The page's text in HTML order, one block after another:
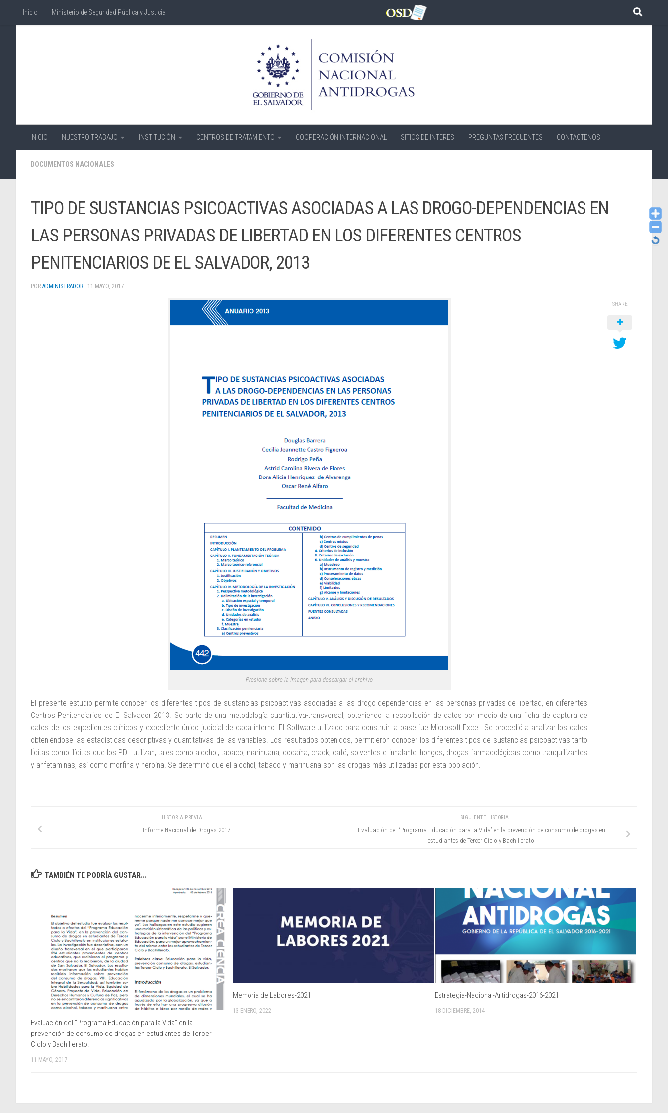
Skip to content
Inicio Ministerio de Seguridad Pública y Justicia
INICIO NUESTRO TRABAJO INSTITUCIÓN CENTROS DE TRATAMIENTO COOPERACIÓN INTERNACIONAL SITIOS DE INTERES PREGUNTAS FRECUENTES CONTACTENOS
DOCUMENTOS NACIONALES
TIPO DE SUSTANCIAS PSICOACTIVAS ASOCIADAS A LAS DROGO-DEPENDENCIAS EN
LAS PERSONAS PRIVADAS DE LIBERTAD EN LOS DIFERENTES CENTROS
PENITENCIARIOS DE EL SALVADOR, 2013
POR ADMINISTRADOR · 11 MAYO, 2017
Presione sobre la Imagen para descargar el archivo
El presente estudio permite conocer los diferentes tipos de sustancias psicoactivas asociadas a las drogo-dependencias en las personas privadas de libertad, en diferentes
Centros Penitenciarios de El Salvador 2013. Se parte de una metodología cuantitativa-transversal, obteniendo la recopilación de datos por medio de una ficha de captura de
datos de los expedientes clínicos y expediente único judicial de cada interno. El Software utilizado para construir la base fue Microsoft Excel. Se procedió a analizar los datos
obteniéndose las estadísticas descriptivas y cuantitativas de las variables. Los resultados obtenidos, permitieron conocer los diferentes tipos de sustancias psicoactivas tanto
lÍcitas como ilícitas que los PDL utilizan, tales como alcohol, tabaco, marihuana, cocaína, crack, café, solventes e inhalante, hongos, drogas farmacológicas como tranquilizantes
y anfetaminas, así como morfina y heroína. Se determinó que el alcohol, tabaco y marihuana son las drogas más utilizadas por esta población.
SHARE
SIGUIENTE HISTORIA
Evaluación del “Programa Educación para la Vida” en la prevención de consumo de drogas en
estudiantes de Tercer Ciclo y Bachillerato.
HISTORIA PREVIA
Informe Nacional de Drogas 2017
TAMBIÉN TE PODRÍA GUSTAR...
Evaluación del “Programa Educación para la Vida” en la
prevención de consumo de drogas en estudiantes de Tercer
Ciclo y Bachillerato.
11 MAYO, 2017
Memoria de Labores-2021
13 ENERO, 2022
Estrategia-Nacional-Antidrogas-2016-2021
18 DICIEMBRE, 2014